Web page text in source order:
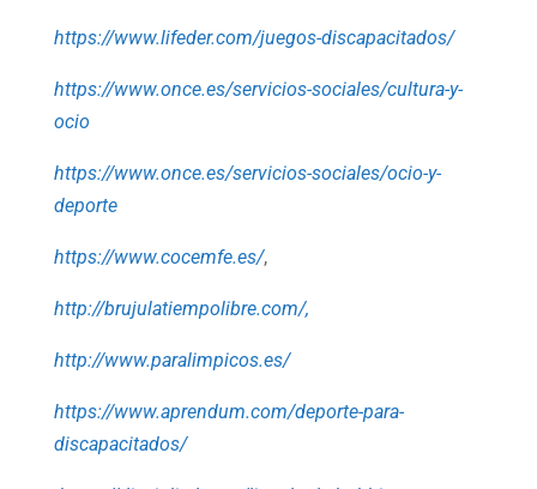
https://www.lifeder.com/juegos-discapacitados/
https://www.once.es/servicios-sociales/cultura-y-
ocio
https://www.once.es/servicios-sociales/ocio-y-
deporte
https://www.cocemfe.es/,
http://brujulatiempolibre.com/,
http://www.paralimpicos.es/
https://www.aprendum.com/deporte-para-
discapacitados/